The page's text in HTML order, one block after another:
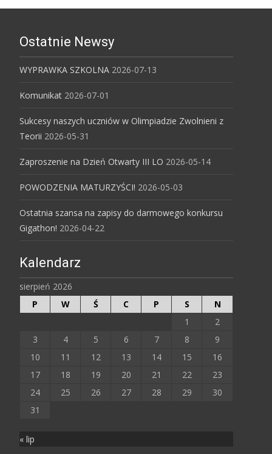
Ostatnie Newsy
WYPRAWKA SZKOLNA 2026-07-13
Komunikat 2026-07-01
Sukcesy naszych uczniów w Olimpiadzie Zwolnieni z
Teorii 2026-05-31
Zaproszenie na Dzień Otwarty III LO 2026-05-14
POWODZENIA MATURZYŚCI! 2026-05-03
Ostatnia szansa na zapisy do darmowego konkursu
Gigathon! 2026-04-22
Kalendarz
sierpień 2026
P
W Ś C P S
N
1
2
3
4 5 6 7 8
9
10
11 12 13 14 15
16
17
18 19 20 21 22
23
24
25 26 27 28 29
30
31
« lip